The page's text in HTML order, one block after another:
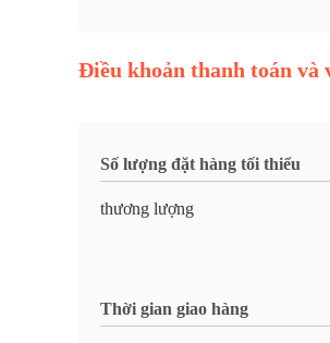
Điều khoản thanh toán và
Số lượng đặt hàng tối thiểu
thương lượng
Thời gian giao hàng